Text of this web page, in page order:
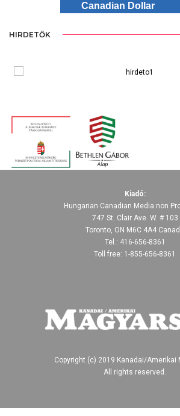
Canadian Dollar
HIRDETŐK
Kiadó:
Hungarian Canadian Media non
747 St. Clair Ave. W. # 103
Toronto, ON M6C 4A4
Tel.: 416-656-8361
Toll free: 1-855-656-8361
Copyright (c) 2019 Kanadai/Amerikai
All rights reserved.